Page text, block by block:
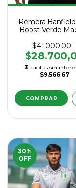
Remera
Boost Verde
$41.000,00
3 cuotas sin
$9.566,67
COMPRAR
30%
OFF